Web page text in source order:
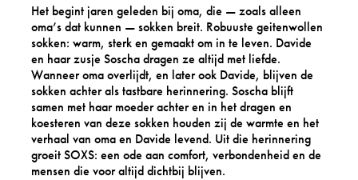
Het begint jaren geleden bij oma, die — zoals alleen
oma’s dat kunnen — sokken breit. Robuuste geitenwollen
sokken: warm, sterk en gemaakt om in te leven. Davide
en haar zusje Soscha dragen ze altijd met liefde.
Wanneer oma overlijdt, en later ook Davide, blijven de
sokken achter als tastbare herinnering. Soscha blijft
samen met haar moeder achter en in het dragen en
koesteren van deze sokken houden zij de warmte en het
verhaal van oma en Davide levend. Uit die herinnering
groeit SOXS: een ode aan comfort, verbondenheid en de
mensen die voor altijd dichtbij blijven.